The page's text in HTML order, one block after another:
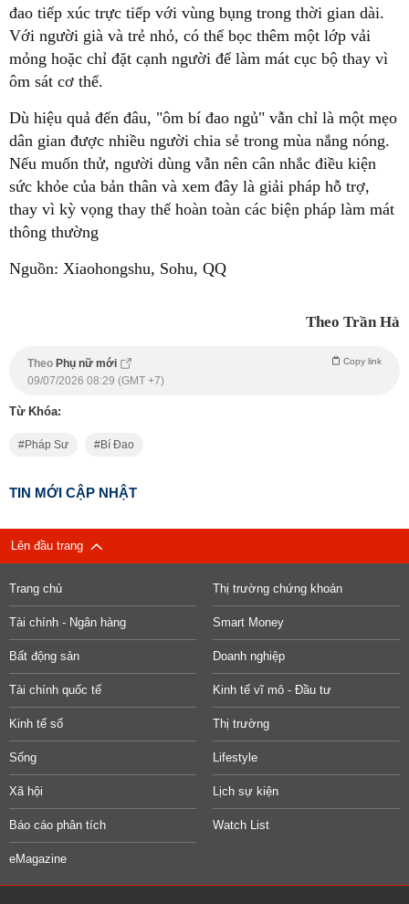
đao tiếp xúc trực tiếp với vùng bụng trong thời gian dài.
Với người già và trẻ nhỏ, có thể bọc thêm một lớp vải
mỏng hoặc chỉ đặt cạnh người để làm mát cục bộ thay vì
ôm sát cơ thể.
Dù hiệu quả đến đâu, "ôm bí đao ngủ" vẫn chỉ là một mẹo
dân gian được nhiều người chia sẻ trong mùa nắng nóng.
Nếu muốn thử, người dùng vẫn nên cân nhắc điều kiện
sức khỏe của bản thân và xem đây là giải pháp hỗ trợ,
thay vì kỳ vọng thay thế hoàn toàn các biện pháp làm mát
thông thường
Nguồn: Xiaohongshu, Sohu, QQ
Theo Trần Hà
Theo Phụ nữ mới Copy link
09/07/2026 08:29 (GMT +7)
Từ Khóa:
Pháp Sư Bí Đao
TIN MỚI CẬP NHẬT
Lên đầu trang
Trang chủ Thị trường chứng khoán
Tài chính - Ngân hàng Smart Money
Bất động sản Doanh nghiệp
Tài chính quốc tế Kinh tế vĩ mô - Đầu tư
Kinh tế số Thị trường
Sống Lifestyle
Xã hội Lịch sự kiện
Báo cáo phân tích Watch List
eMagazine